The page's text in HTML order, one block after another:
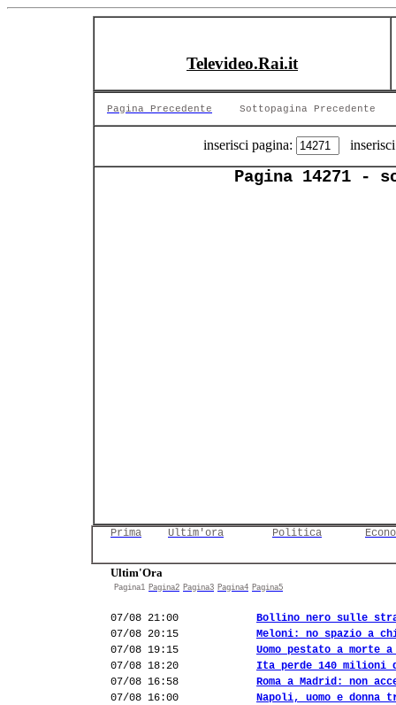
Televideo.Rai.it
Pagina Precedente Sottopagina Precedente
inserisci pagina:
Pagina 14271 -
Prima Ultim'ora Politica
Ultim'Ora
Pagina1 Pagina2 Pagina3 Pagina4 Pagina5
07/08 21:00
Bollino nero sulle
07/08 20:15
Meloni: no spazio a
07/08 19:15
Uomo pestato a morte
07/08 18:20
Ita perde 140 milioni
07/08 16:58
Roma a Madrid: non
07/08 16:00
Napoli, uomo e donna